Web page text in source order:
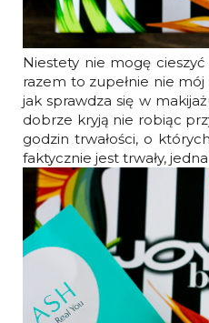
Niestety nie mogę
razem to zupełnie nie
jak sprawdza się w
dobrze kryją nie robiąc
godzin trwałości, o
faktycznie jest trwały,